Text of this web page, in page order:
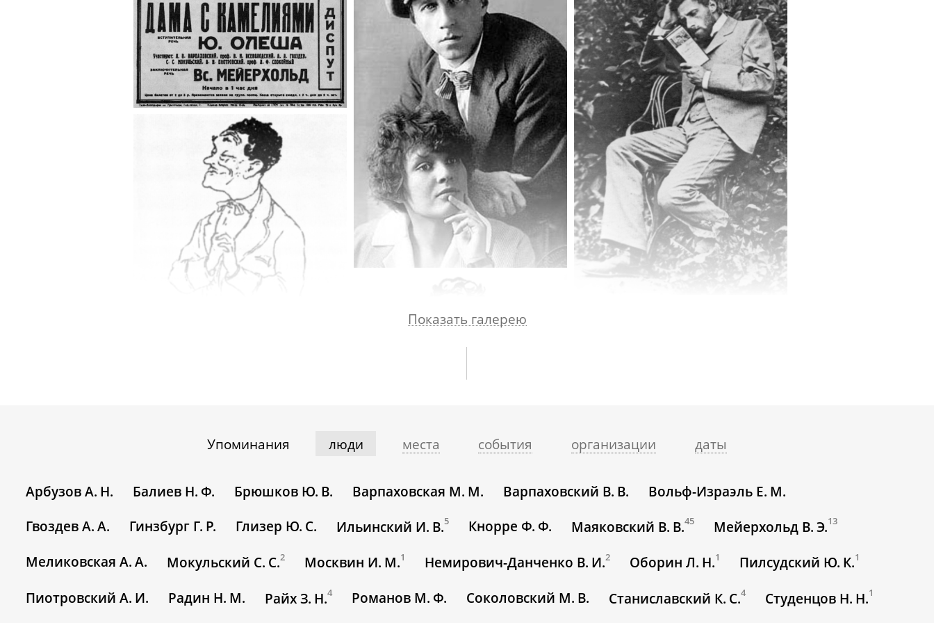
Показать галерею
Упоминания люди места события организации даты
Арбузов А. Н. Балиев Н. Ф. Брюшков Ю. В. Варпаховская М. М. Варпаховский В. В.
Вольф-Израэль Е. М.
Гвоздев А. А.
Гинзбург Г. Р. Глизер Ю. С. Ильинский И. В.5 Кнорре Ф. Ф. Маяковский В. В.45 Мейерхольд В. Э.13
Меликовская А. А. Мокульский С. С.2 Москвин И. М.1 Немирович-Данченко В. И.2 Оборин Л. Н.1 Пилсудский Ю. К.1
Пиотровский А. И. Радин Н. М. Райх З. Н.4 Романов М. Ф. Соколовский М. В. Станиславский К. С.4 Студенцов Н. Н.1